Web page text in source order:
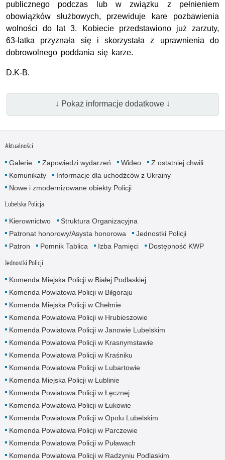
publicznego podczas lub w związku z pełnieniem
obowiązków służbowych, przewiduje kare pozbawienia
wolności do lat 3. Kobiecie przedstawiono już zarzuty,
63-latka przyznała się i skorzystała z uprawnienia do
dobrowolnego poddania się karze.
D.K-B.
↓ Pokaż informacje dodatkowe ↓
Aktualności
Galerie Zapowiedzi wydarzeń Wideo
Z ostatniej chwili
Komunikaty
Informacje dla uchodźców z Ukrainy
Nowe i zmodernizowane obiekty Policji
Lubelska Policja
Kierownictwo
Struktura Organizacyjna
Patronat honorowy/Asysta honorowa
Jednostki Policji
Patron
Pomnik Tablica Izba Pamięci Dostępność KWP
Jednostki Policji
Komenda Miejska Policji w Białej Podlaskiej
Komenda Powiatowa Policji w Biłgoraju
Komenda Miejska Policji w Chełmie
Komenda Powiatowa Policji w Hrubieszowie
Komenda Powiatowa Policji w Janowie Lubelskim
Komenda Powiatowa Policji w Krasnymstawie
Komenda Powiatowa Policji w Kraśniku
Komenda Powiatowa Policji w Lubartowie
Komenda Miejska Policji w Lublinie
Komenda Powiatowa Policji w Łęcznej
Komenda Powiatowa Policji w Łukowie
Komenda Powiatowa Policji w Opolu Lubelskim
Komenda Powiatowa Policji w Parczewie
Komenda Powiatowa Policji w Puławach
Komenda Powiatowa Policji w Radzyniu Podlaskim